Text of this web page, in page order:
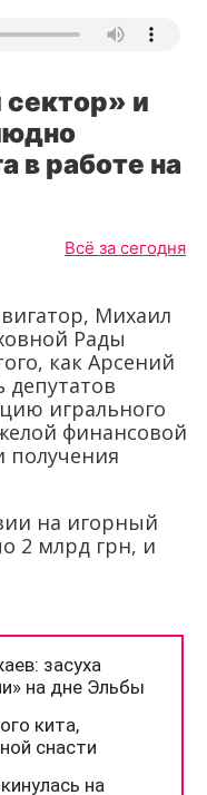
и
в работе на
Всё за сегодня
Михаил
Рады
как Арсений
депутатов
игрального
финансовой
получения
на игорный
2 млрд грн, и